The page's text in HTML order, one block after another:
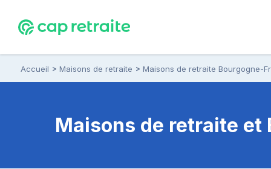
Accueil Maisons de retraite Maisons de retraite Bourgogne-
Maisons de retraite et